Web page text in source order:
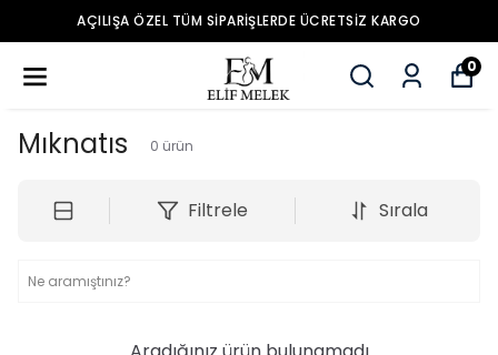
ÜCRETSIZ KARGO
0
Mıknatıs 0 ürün
Filtrele Sırala